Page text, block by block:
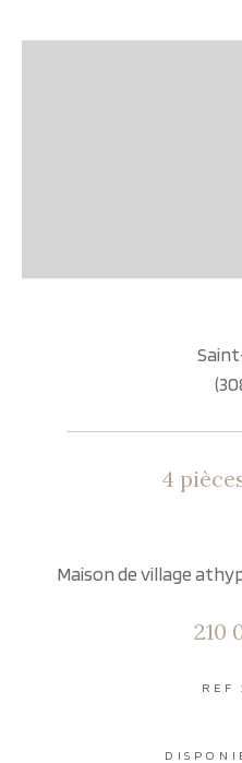
4
Maison de village
210
REF